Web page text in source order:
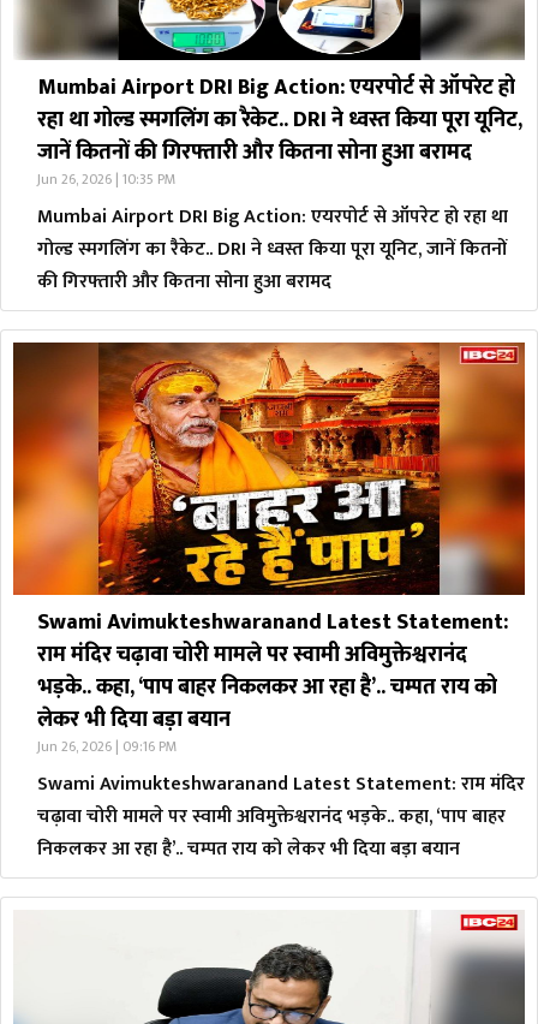
Mumbai Airport DRI Big Action: एयरपोर्ट से ऑपरेट हो
रहा था गोल्ड स्मगलिंग का रैकेट.. DRI ने ध्वस्त किया पूरा यूनिट,
जानें कितनों की गिरफ्तारी और कितना सोना हुआ बरामद
Jun 26, 2026 | 10:35 PM
Mumbai Airport DRI Big Action: एयरपोर्ट से ऑपरेट हो रहा था
गोल्ड स्मगलिंग का रैकेट.. DRI ने ध्वस्त किया पूरा यूनिट, जानें कितनों
की गिरफ्तारी और कितना सोना हुआ बरामद
Swami Avimukteshwaranand Latest Statement:
राम मंदिर चढ़ावा चोरी मामले पर स्वामी अविमुक्तेश्वरानंद
भड़के.. कहा, ‘पाप बाहर निकलकर आ रहा है’.. चम्पत राय को
लेकर भी दिया बड़ा बयान
Jun 26, 2026 | 09:16 PM
Swami Avimukteshwaranand Latest Statement: राम मंदिर
चढ़ावा चोरी मामले पर स्वामी अविमुक्तेश्वरानंद भड़के.. कहा, ‘पाप बाहर
निकलकर आ रहा है’.. चम्पत राय को लेकर भी दिया बड़ा बयान